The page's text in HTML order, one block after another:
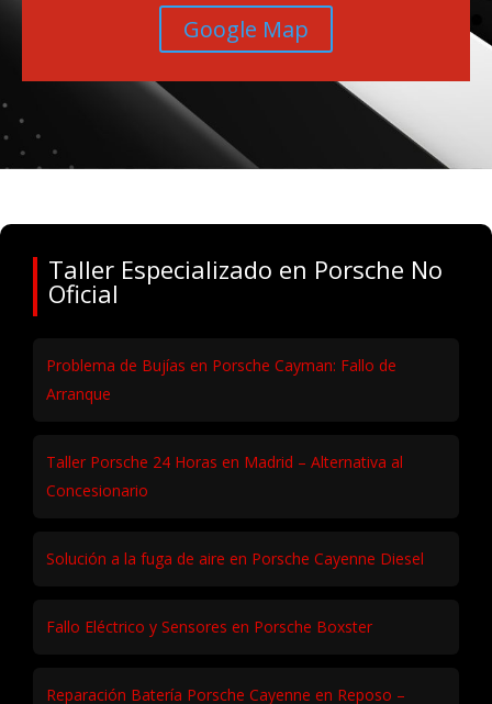
Google Map
Taller Especializado en Porsche No
Oficial
Problema de Bujías en Porsche Cayman: Fallo de
Arranque
Taller Porsche 24 Horas en Madrid – Alternativa al
Concesionario
Solución a la fuga de aire en Porsche Cayenne Diesel
Fallo Eléctrico y Sensores en Porsche Boxster
Reparación Batería Porsche Cayenne en Reposo –